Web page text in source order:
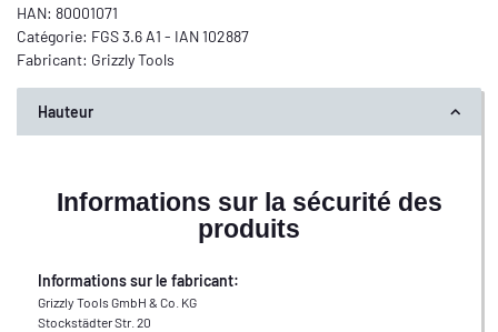
HAN: 80001071
Catégorie: FGS 3.6 A1 - IAN 102887
Fabricant: Grizzly Tools
Hauteur
Informations sur la sécurité des
produits
Informations sur le fabricant:
Grizzly Tools GmbH & Co. KG
Stockstädter Str. 20